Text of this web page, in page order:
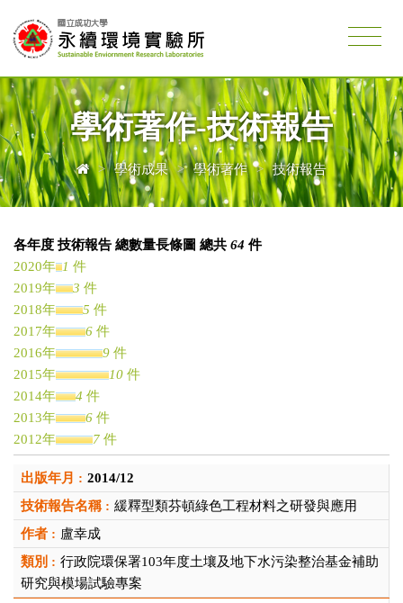
學術著作-技術報告
> 學術成果 > 學術著作 > 技術報告
各年度 技術報告 總數量長條圖 總共 64 件
2020年 1 件
2019年
3 件
2018年
5 件
2017年
6 件
2016年
9件
2015年
10 件
2014年
4 件
2013年
6 件
2012年
7件
2011年 1件
2010年 1件
2009年
2件
2007年
2件
2006年 1件
2005年
2件
2004年 1件
2014/12
緩釋型類芬頓綠色工程材料之研發與應用
盧幸成
行政院環保署103年度土壤及地下水污染整治基金補助
研究與模場試驗專案